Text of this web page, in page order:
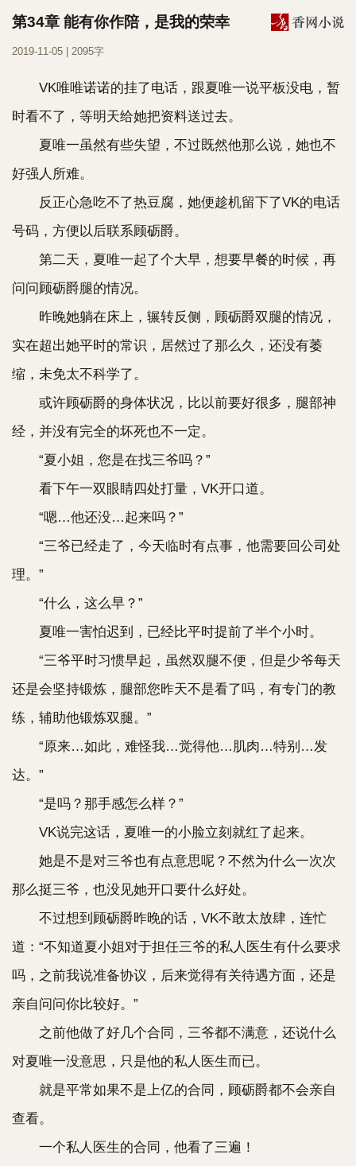
第34章 能有你作陪，是我的荣幸
2019-11-05 | 2095字
VK唯唯诺诺的挂了电话，跟夏唯一说平板没电，暂
时看不了，等明天给她把资料送过去。
夏唯一虽然有些失望，不过既然他那么说，她也不
好强人所难。
反正心急吃不了热豆腐，她便趁机留下了VK的电话
号码，方便以后联系顾砺爵。
第二天，夏唯一起了个大早，想要早餐的时候，再
问问顾砺爵腿的情况。
昨晚她躺在床上，辗转反侧，顾砺爵双腿的情况，
实在超出她平时的常识，居然过了那么久，还没有萎
缩，未免太不科学了。
或许顾砺爵的身体状况，比以前要好很多，腿部神
经，并没有完全的坏死也不一定。
“夏小姐，您是在找三爷吗？”
看下午一双眼睛四处打量，VK开口道。
“嗯…他还没…起来吗？”
“三爷已经走了，今天临时有点事，他需要回公司处
理。”
“什么，这么早？”
夏唯一害怕迟到，已经比平时提前了半个小时。
“三爷平时习惯早起，虽然双腿不便，但是少爷每天
还是会坚持锻炼，腿部您昨天不是看了吗，有专门的教
练，辅助他锻炼双腿。”
“原来…如此，难怪我…觉得他…肌肉…特别…发
达。”
“是吗？那手感怎么样？”
VK说完这话，夏唯一的小脸立刻就红了起来。
她是不是对三爷也有点意思呢？不然为什么一次次
那么挺三爷，也没见她开口要什么好处。
不过想到顾砺爵昨晚的话，VK不敢太放肆，连忙
道：“不知道夏小姐对于担任三爷的私人医生有什么要求
吗，之前我说准备协议，后来觉得有关待遇方面，还是
亲自问问你比较好。”
之前他做了好几个合同，三爷都不满意，还说什么
对夏唯一没意思，只是他的私人医生而已。
就是平常如果不是上亿的合同，顾砺爵都不会亲自
查看。
一个私人医生的合同，他看了三遍！